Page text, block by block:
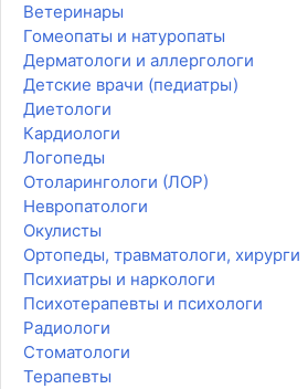
Ветеринары
Гомеопаты и натуропаты
Дерматологи и аллергологи
Детские врачи (педиатры)
Диетологи
Кардиологи
Логопеды
Отоларингологи (ЛОР)
Невропатологи
Окулисты
Ортопеды, травматологи, хирурги
Психиатры и наркологи
Психотерапевты и психологи
Радиологи
Стоматологи
Терапевты